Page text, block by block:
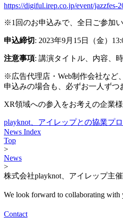
https://digiful.irep.co.jp/event/jazzfes-
※1回のお申込みで、全日ご参加い
申込締切: 2023年9月15日（金）
注意事項: 講演タイトル、内容、
※広告代理店・Web制作会社など
申込みの場合も、必ずお一人ずつ
XR領域への参入をお考えの企業
playknot、アイレップとの協業プ
News Index
Top
>
News
>
株式会社playknot、アイレップ主
We look forward to collaborating with
Contact